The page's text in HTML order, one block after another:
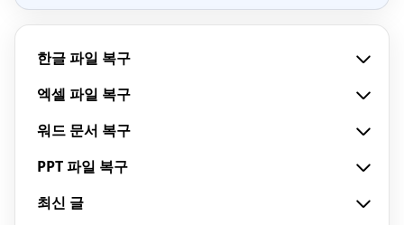
한글 파일 복구
엑셀 파일 복구
워드 문서 복구
PPT 파일 복구
최신 글